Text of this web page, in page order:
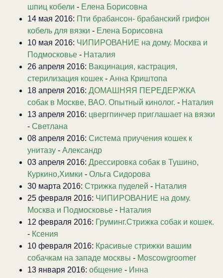
шпиц кобели - Елена Борисовна
14 мая 2016: Пти брабансон- брабанский грифон
кобель для вязки - Елена Борисовна
10 мая 2016: ЧИПИРОВАНИЕ на дому. Москва и
Подмосковье - Наталия
26 апреля 2016: Вакцинация, кастрация,
стерилизация кошек - Анна Криштопа
18 апреля 2016: ДОМАШНЯЯ ПЕРЕДЕРЖКА
собак в Москве, ВАО. Опытный кинолог. - Наталия
13 апреля 2016: цвергпинчер приглашает на вязки
- Светлана
08 апреля 2016: Система приучения кошек к
унитазу - Александр
03 апреля 2016: Дрессировка собак в Тушино,
Куркино,Химки - Ольга Сидорова
30 марта 2016: Стрижка пуделей - Наталия
25 февраля 2016: ЧИПИРОВАНИЕ на дому.
Москва и Подмосковье - Наталия
12 февраля 2016: Груминг.Стрижка собак и кошек.
- Ксения
10 февраля 2016: Красивые стрижки вашим
собачкам на западе москвы - Moscowgroomer
13 января 2016: общение - Инна